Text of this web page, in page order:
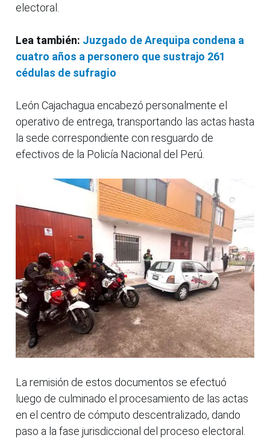
electoral.
Lea también: Juzgado de Arequipa condena a
cuatro años a personero que sustrajo 261
cédulas de sufragio
León Cajachagua encabezó personalmente el
operativo de entrega, transportando las actas hasta
la sede correspondiente con resguardo de
efectivos de la Policía Nacional del Perú.
La remisión de estos documentos se efectuó
luego de culminado el procesamiento de las actas
en el centro de cómputo descentralizado, dando
paso a la fase jurisdiccional del proceso electoral.